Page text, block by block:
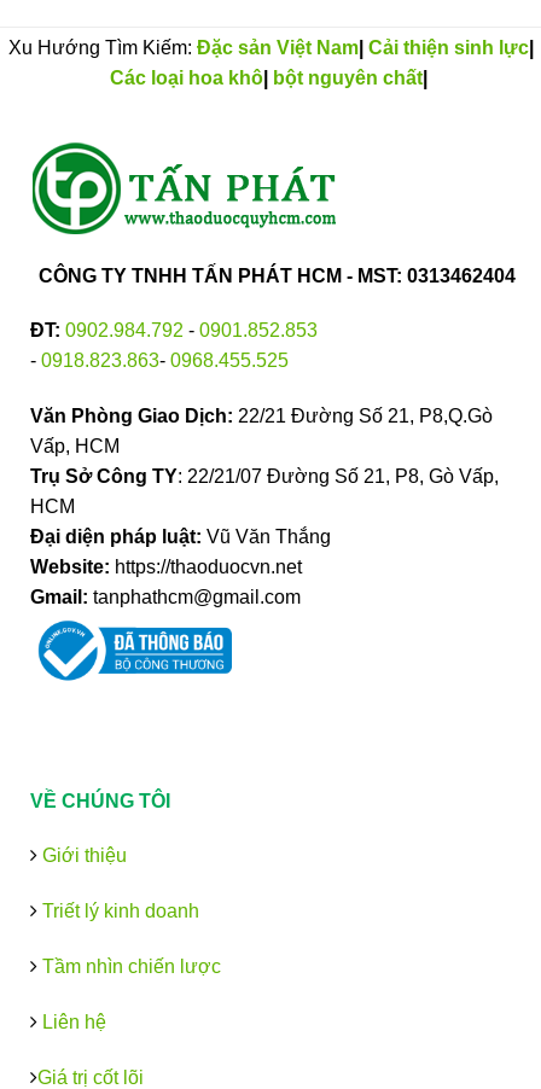
Xu Hướng Tìm Kiếm: Đặc sản Việt Nam| Cải thiện sinh lực|
Các loại hoa khô| bột nguyên chất|
CÔNG TY TNHH TẤN PHÁT HCM - MST: 0313462404
ĐT: 0902.984.792 - 0901.852.853
- 0918.823.863- 0968.455.525
Văn Phòng Giao Dịch: 22/21 Đường Số 21, P8,Q.Gò
Vấp, HCM
Trụ Sở Công TY: 22/21/07 Đường Số 21, P8, Gò Vấp,
HCM
Đại diện pháp luật: Vũ Văn Thắng
Website: https://thaoduocvn.net
Gmail: tanphathcm@gmail.com
VỀ CHÚNG TÔI
Giới thiệu
Triết lý kinh doanh
Tầm nhìn chiến lược
Liên hệ
Giá trị cốt lõi